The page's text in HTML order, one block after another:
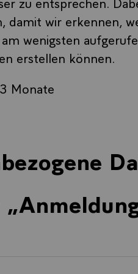
damit wir erkennen,
wenigsten
erstellen können.
Monate